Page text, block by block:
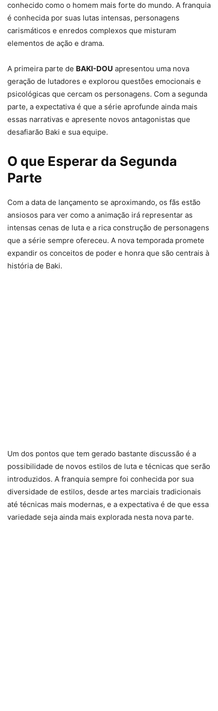
conhecido como o homem mais forte do mundo. A franquia
é conhecida por suas lutas intensas, personagens
carismáticos e enredos complexos que misturam
elementos de ação e drama.
A primeira parte de BAKI-DOU apresentou uma nova
geração de lutadores e explorou questões emocionais e
psicológicas que cercam os personagens. Com a segunda
parte, a expectativa é que a série aprofunde ainda mais
essas narrativas e apresente novos antagonistas que
desafiarão Baki e sua equipe.
O que Esperar da Segunda
Parte
Com a data de lançamento se aproximando, os fãs estão
ansiosos para ver como a animação irá representar as
intensas cenas de luta e a rica construção de personagens
que a série sempre ofereceu. A nova temporada promete
expandir os conceitos de poder e honra que são centrais à
história de Baki.
Um dos pontos que tem gerado bastante discussão é a
possibilidade de novos estilos de luta e técnicas que serão
introduzidos. A franquia sempre foi conhecida por sua
diversidade de estilos, desde artes marciais tradicionais
até técnicas mais modernas, e a expectativa é de que essa
variedade seja ainda mais explorada nesta nova parte.